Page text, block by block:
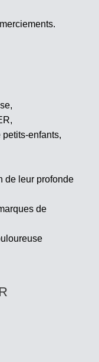
petits-enfants,
de leur profonde
de